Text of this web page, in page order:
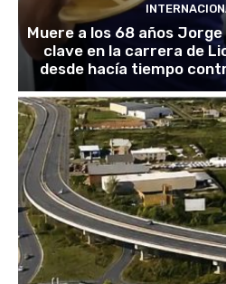
Muere a los 68 años
clave en la carrera de
desde hacía tiempo